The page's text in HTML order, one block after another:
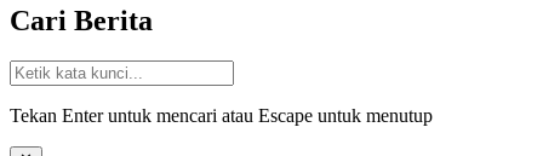
Cari Berita
Tekan Enter untuk mencari atau Escape untuk menutup